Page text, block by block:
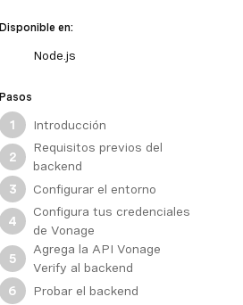
Disponible en:
Node.js
Pasos
1 Introducción
2
Requisitos previos del
backend
3
Configurar el entorno
4
Configura tus credenciales
de Vonage
5
Agrega la API Vonage
Verify al backend
6
Probar el backend